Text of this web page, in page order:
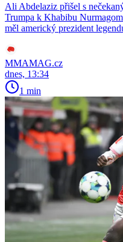
Ali Abdelaziz přišel s
Trumpa k Khabibu
měl americký prezident
MMAMAG.cz
dnes, 13:34
1 min